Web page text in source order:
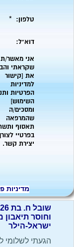
וחוסר
ישראל-הילר
הגעתי
מדיניות